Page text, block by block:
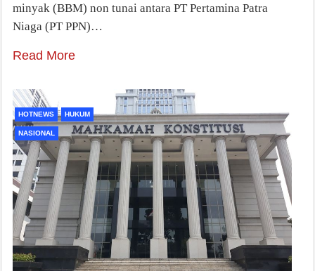
minyak (BBM) non tunai antara PT Pertamina Patra
Niaga (PT PPN)…
Read More
HOTNEWS HUKUM
NASIONAL